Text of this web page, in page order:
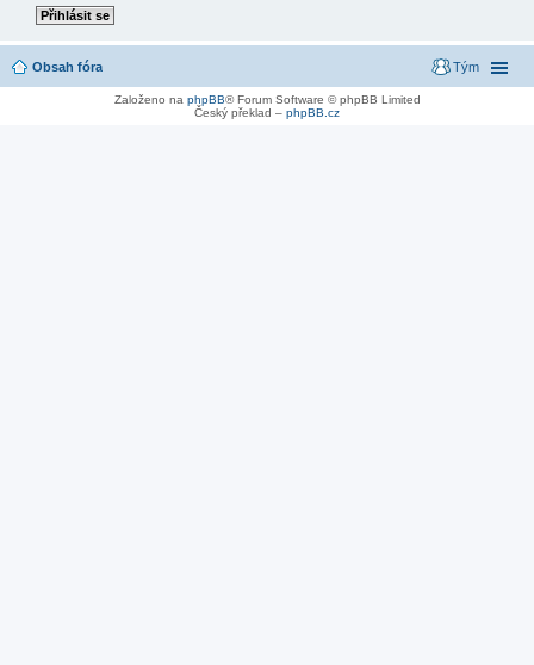
Obsah fóra Tým
Založeno na phpBB® Forum Software © phpBB Limited
Český překlad – phpBB.cz